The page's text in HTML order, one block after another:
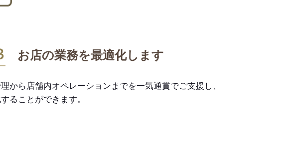
特長3
お店の業務を最適化します
から店舗内オペレーションまでを一気通貫でご支援し、
ることができます。